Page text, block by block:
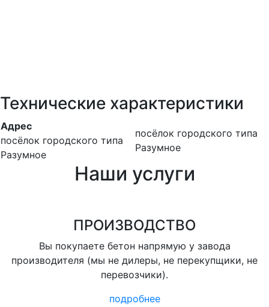
Технические характеристики
Адрес
посёлок городского типа
Разумное
посёлок городского типа
Разумное
Наши услуги
ПРОИЗВОДСТВО
Вы покупаете бетон напрямую у завода
производителя (мы не дилеры, не перекупщики, не
перевозчики).
подробнее